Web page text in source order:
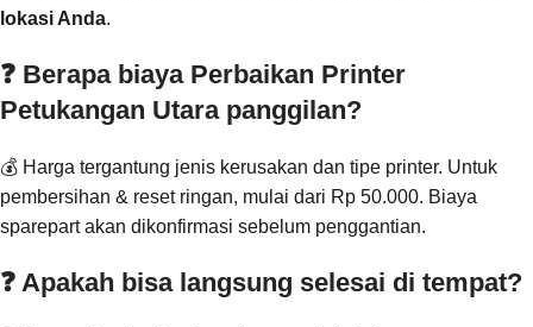
lokasi Anda.
❓ Berapa biaya Perbaikan Printer
Petukangan Utara panggilan?
💰 Harga tergantung jenis kerusakan dan tipe printer. Untuk
pembersihan & reset ringan, mulai dari Rp 50.000. Biaya
sparepart akan dikonfirmasi sebelum penggantian.
❓ Apakah bisa langsung selesai di tempat?